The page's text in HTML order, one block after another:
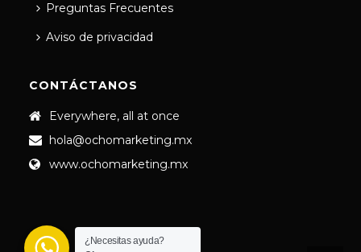
Preguntas Frecuentes
Aviso de privacidad
CONTÁCTANOS
Everywhere, all at once
hola@ochomarketing.mx
www.ochomarketing.mx
¿Necesitas ayuda?